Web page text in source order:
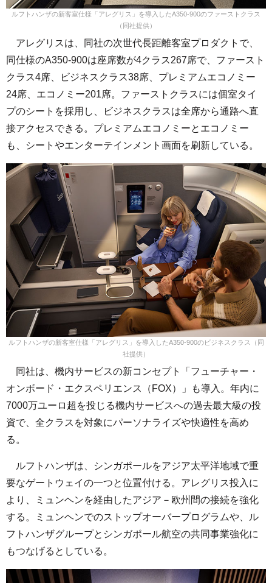
ルフトハンザの新客室仕様「アレグリス」を導入したA350-900のファーストクラス
（同社提供）
アレグリスは、同社の次世代長距離客室プロダクトで、
同仕様のA350-900は座席数が4クラス267席で、ファースト
クラス4席、ビジネスクラス38席、プレミアムエコノミー
24席、エコノミー201席。ファーストクラスには個室タイ
プのシートを採用し、ビジネスクラスは全席から通路へ直
接アクセスできる。プレミアムエコノミーとエコノミー
も、シートやエンターテインメント画面を刷新している。
ルフトハンザの新客室仕様「アレグリス」を導入したA350-900のビジネスクラス（同
社提供）
同社は、機内サービスの新コンセプト「フューチャー・
オンボード・エクスペリエンス（FOX）」も導入。年内に
7000万ユーロ超を投じる機内サービスへの過去最大級の投
資で、全クラスを対象にパーソナライズや快適性を高め
る。
ルフトハンザは、シンガポールをアジア太平洋地域で重
要なゲートウェイの一つと位置付ける。アレグリス投入に
より、ミュンヘンを経由したアジア－欧州間の接続を強化
する。ミュンヘンでのストップオーバープログラムや、ル
フトハンザグループとシンガポール航空の共同事業強化に
もつなげるとしている。